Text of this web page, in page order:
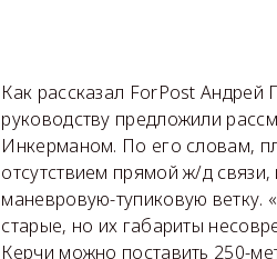
Как рассказал ForPost Андрей
руководству предложили
Инкерманом. По его словам,
отсутствием прямой ж/д
маневровую-тупиковую ветку.
старые, но их габариты
Керчи можно поставить 250-